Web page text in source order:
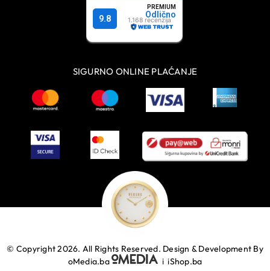
SIGURNO ONLINE PLAĆANJE
© Copyright 2026. All Rights Reserved. Design & Development By
oMedia.ba
iiShop.ba